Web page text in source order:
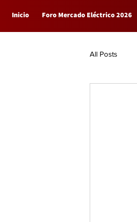
Inicio Foro Mercado Eléctrico 2026
All Posts